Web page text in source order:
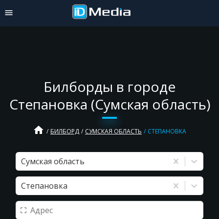
Билборды в городе
Степановка (Сумская область)
home БИЛБОРД СУМСКАЯ ОБЛАСТЬ СТЕПАНОВКА
Сумская область
Степановка